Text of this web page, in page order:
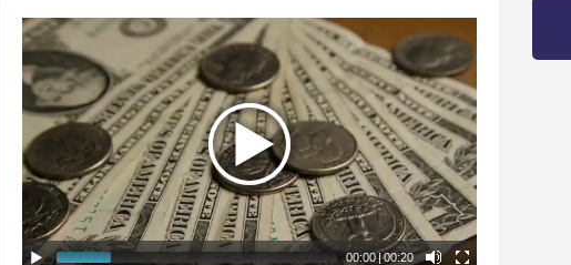
00:00|00:20